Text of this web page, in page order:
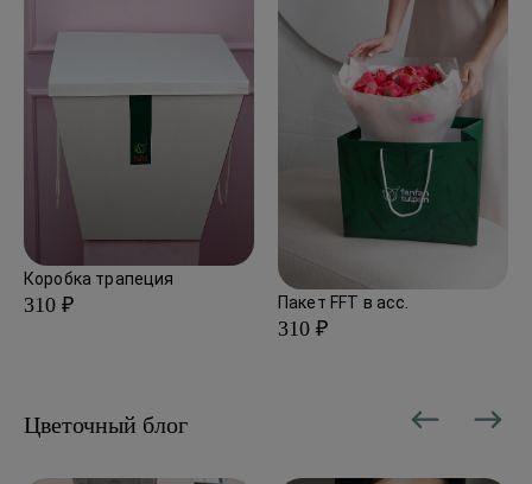
Коробка трапеция
310 ₽ Пакет FFT в асс.
310 ₽
Цветочный блог